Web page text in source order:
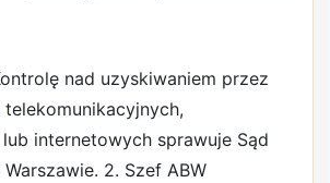
nad uzyskiwaniem przez
telekomunikacyjnych,
internetowych sprawuje Sąd
2. Szef ABW